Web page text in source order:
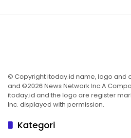
© Copyright itoday.id name, logo and
and ©2026 News Network Inc A
itoday.id and the logo are register
Inc. displayed with permission.
Kategori